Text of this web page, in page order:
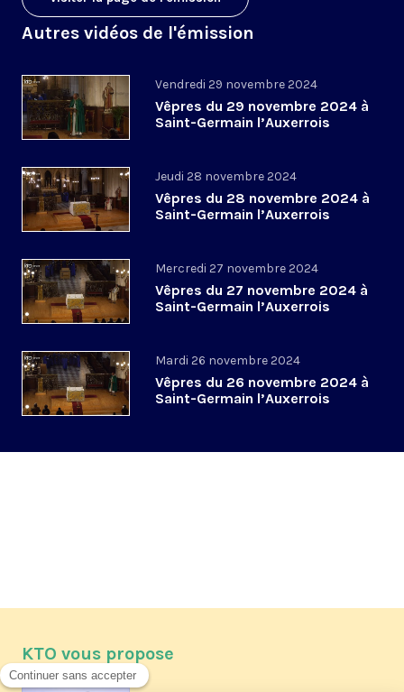
Autres vidéos de l'émission
Vendredi 29 novembre 2024
Vêpres du 29 novembre 2024 à
Saint-Germain l’Auxerrois
Jeudi 28 novembre 2024
Vêpres du 28 novembre 2024 à
Saint-Germain l’Auxerrois
Mercredi 27 novembre 2024
Vêpres du 27 novembre 2024 à
Saint-Germain l’Auxerrois
Mardi 26 novembre 2024
Vêpres du 26 novembre 2024 à
Saint-Germain l’Auxerrois
KTO vous propose